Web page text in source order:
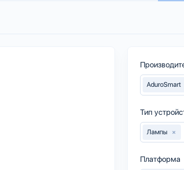
AduroSmart
Тип
×
Лампы
Платформа